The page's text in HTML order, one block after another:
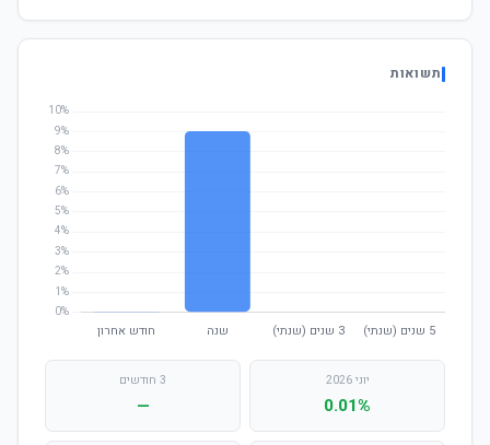
תשואות
יוני 2026
0.01%
3 חודשים
—